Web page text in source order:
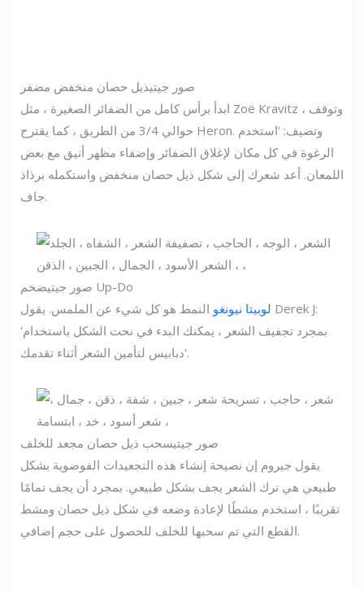
صور جيتيذيل حصان منخفض مضفر
ابدأ برأس كامل من الضفائر الصغيرة ، مثل Zoë Kravitz ، وتوقف
حوالي 3/4 من الطريق ، كما يقترح Heron. وتضيف: 'استخدم
الرغوة في كل مكان لإغلاق الضفائر وإضفاء مظهر أنيق مع بعض
اللمعان. أعد شعرك إلى شكل ذيل حصان منخفض واستكمله برذاذ
جاف.
صور جيتي ضخم Up-Do
لوبيتا نيونغو النمط هو كل شيء عن الملمس. يقول Derek J:
'بمجرد تجفيف الشعر ، يمكنك البدء في نحت الشكل باستخدام
دبابيس لتأمين الشعر أثناء تقدمك'.
صور جيتيسحب ذيل حصان مجعد للخلف
يقول جيروم إن نصيحة إنشاء هذه التجعيدات الفوضوية بشكل
طبيعي هي ترك الشعر يجف بشكل طبيعي. بمجرد أن يجف تمامًا
تقريبًا ، استخدم مشطًا لإعادة وضعه في شكل ذيل حصان ومشط
القطع التي تم سحبها للخلف للحصول على حجم إضافي.